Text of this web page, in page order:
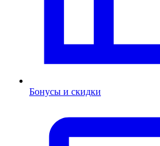
Бонусы и скидки